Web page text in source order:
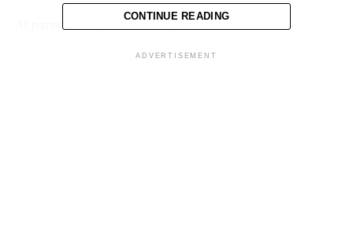
Al parecer, los partidos negocian la salida del no
forma de hacer política en el país, es decir, por medio de
CONTINUE READING
ADVERTISEMENT